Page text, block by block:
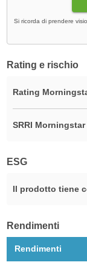
Si ricorda di prendere
Rating e rischio
Rating
SRRI Morningstar
ESG
Il prodotto tiene
Rendimenti
Rendimenti